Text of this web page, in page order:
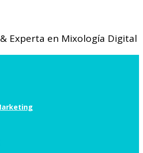
Experta en Mixología Digital